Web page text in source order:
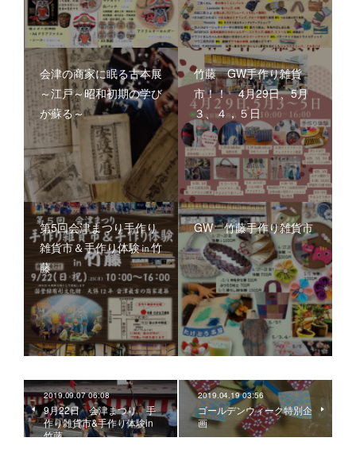
会津の商家に眠る古本展
～江戸～昭和初期の学び
が蘇る～
竹藤 GW手作り雑貨
市！！ 4月29日、5月
３、４，５日
第5回会津まつり手作り
雑貨市＆手作り体験㏌竹
藤
GW 竹藤手作り雑貨市
2019.09.07 06:08
9月22日 会津まつり 手
作り雑貨市&手作り体験in
竹藤
2019.04.19 03:56
ゴールデンウィーク特別企
画